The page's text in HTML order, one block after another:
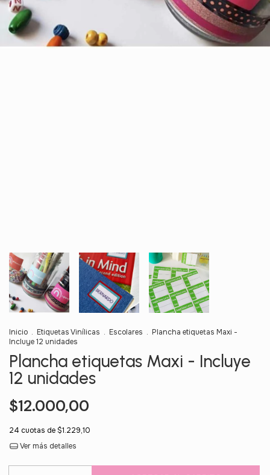
Inicio . Etiquetas Vinílicas . Escolares . Plancha etiquetas Maxi -
Incluye 12 unidades
Plancha etiquetas Maxi - Incluye
12 unidades
$12.000,00
24 cuotas de$1.229,10
Ver más detalles